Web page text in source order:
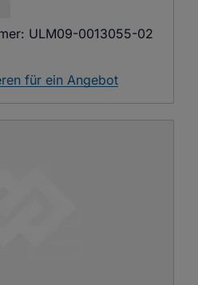
ULM09-0013055-02
für ein Angebot